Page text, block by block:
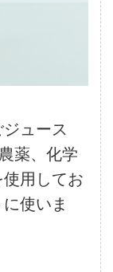
ュース
薬、化学
用してお
使いま